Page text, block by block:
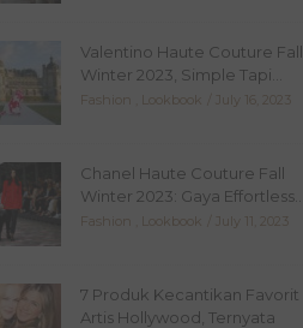
Valentino Haute Couture Fall
Winter 2023, Simple Tapi...
Fashion Lookbook July 16, 2023
Chanel Haute Couture Fall
Winter 2023: Gaya Effortless...
Fashion Lookbook July 11, 2023
7 Produk Kecantikan Favorit
Artis Hollywood, Ternyata